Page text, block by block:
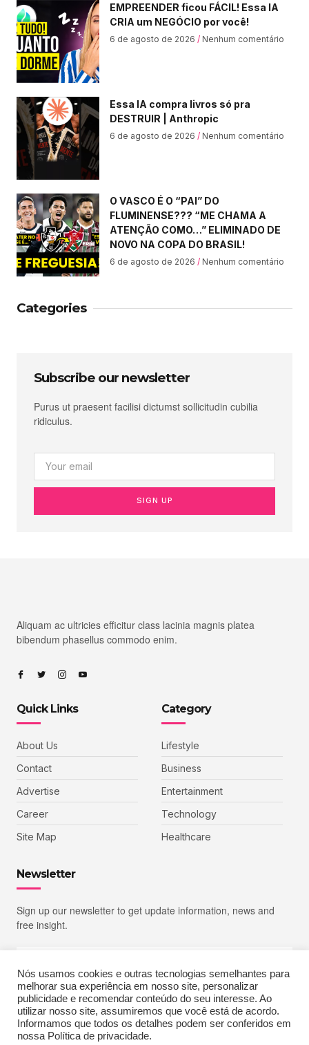
EMPREENDER ficou FÁCIL! Essa IA
CRIA um NEGÓCIO por você!
6 de agosto de 2026 Nenhum comentário
Essa IA compra livros só pra
DESTRUIR | Anthropic
6 de agosto de 2026 Nenhum comentário
O VASCO É O “PAI” DO
FLUMINENSE??? “ME CHAMA A
ATENÇÃO COMO…” ELIMINADO DE
NOVO NA COPA DO BRASIL!
6 de agosto de 2026 Nenhum comentário
Categories
Subscribe our newsletter
Purus ut praesent facilisi dictumst sollicitudin cubilia
ridiculus.
SIGN UP
Aliquam ac ultricies efficitur class lacinia magnis platea
bibendum phasellus commodo enim.
Quick Links
About Us
Contact
Advertise
Career
Site Map
Category
Lifestyle
Business
Entertainment
Technology
Healthcare
Newsletter
Sign up our newsletter to get update information, news and
free insight.
SIGN UP
Nós usamos cookies e outras tecnologias semelhantes para
melhorar sua experiência em nosso site, personalizar
publicidade e recomendar conteúdo do seu interesse. Ao
utilizar nosso site, assumiremos que você está de acordo.
Informamos que todos os detalhes podem ser conferidos em
nossa Política de privacidade.